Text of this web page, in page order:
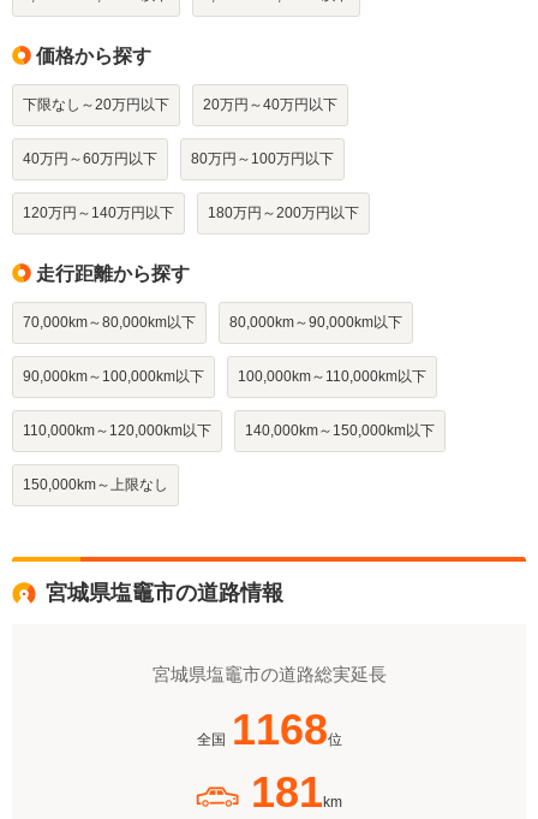
価格から探す
下限なし～20万円以下 20万円～40万円以下
40万円～60万円以下 80万円～100万円以下
120万円～140万円以下 180万円～200万円以下
走行距離から探す
70,000km～80,000km以下 80,000km～90,000km以下
90,000km～100,000km以下 100,000km～110,000km以下
110,000km～120,000km以下 140,000km～150,000km以下
150,000km～上限なし
宮城県塩竈市の道路情報
宮城県塩竈市の道路総実延長
全国 1168位
181 km